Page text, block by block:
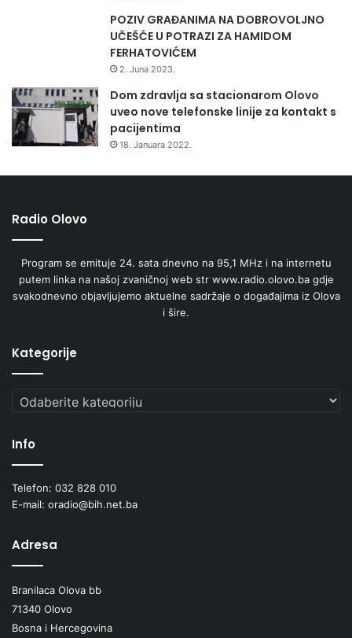
POZIV GRAĐANIMA NA DOBROVOLJNO
UČEŠĆE U POTRAZI ZA HAMIDOM
FERHATOVIĆEM
2. Juna 2023.
Dom zdravlja sa stacionarom Olovo
uveo nove telefonske linije za kontakt s
pacijentima
18. Januara 2022.
Radio Olovo
Program se emituje 24. sata dnevno na 95,1 MHz i na internetu
putem linka na našoj zvaničnoj web str www.radio.olovo.ba gdje
svakodnevno objavljujemo aktuelne sadržaje o događajima iz Olova
i šire.
Kategorije
Kategorije
Info
Telefon: 032 828 010
E-mail: oradio@bih.net.ba
Adresa
Branilaca Olova bb
71340 Olovo
Bosna i Hercegovina